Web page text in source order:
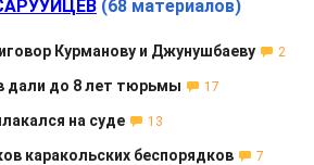
(68 материалов)
Курманову и Джунушбаеву 2
дали до 8 лет тюрьмы 17
на суде 13
каракольских беспорядков 7